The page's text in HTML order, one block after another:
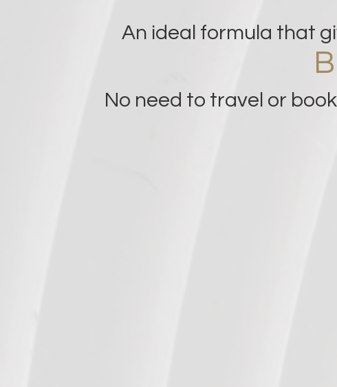
An ideal formula that
No need to travel or